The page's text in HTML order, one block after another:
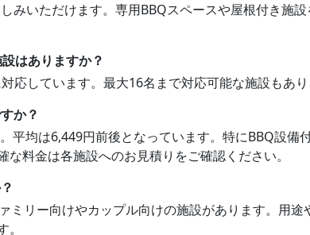
みいただけます。専用BBQスペースや屋根付き施
はありますか？
応しています。最大16名まで対応可能な施設もあ
か？
平均は6,449円前後となっています。特にBBQ設備
料金は各施設へのお見積りをご確認ください。
ミリー向けやカップル向けの施設があります。用